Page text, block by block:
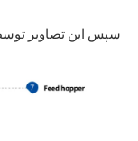
سپس این تصاویر